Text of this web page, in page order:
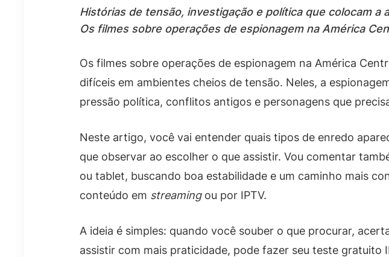
Histórias de tensão, investigação e política que colocam a
Os filmes sobre operações de espionagem na América
Os filmes sobre operações de espionagem na América
difíceis em ambientes cheios de tensão. Neles, a
pressão política, conflitos antigos e personagens que
Neste artigo, você vai entender quais tipos de enredo
que observar ao escolher o que assistir. Vou comentar
ou tablet, buscando boa estabilidade e um caminho mais
conteúdo em streamingou por IPTV.
A ideia é simples: quando você souber o que procurar,
assistir com mais praticidade, pode fazer seu teste gratuito